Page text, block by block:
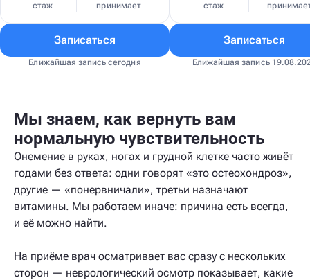
стаж принимает
Записаться
Ближайшая запись сегодня
стаж
Записаться
Ближайшая запись
Мы знаем, как вернуть вам
нормальную чувствительность
Онемение в руках, ногах и грудной клетке часто живёт
годами без ответа: одни говорят «это остеохондроз»,
другие — «понервничали», третьи назначают
витамины. Мы работаем иначе: причина есть всегда,
и её можно найти.
На приёме врач осматривает вас сразу с нескольких
сторон — неврологический осмотр показывает, какие